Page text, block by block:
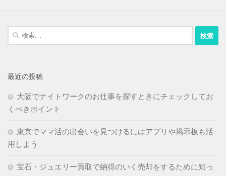
検
索:
最近の投稿
大阪でナイトワークのお仕事を探すときにチェックしてお
くべきポイント
東京でママ活の出会いを見つけるにはアプリや掲示板も活
用しよう
宝石・ジュエリー買取で納得のいく売却をするために知っ